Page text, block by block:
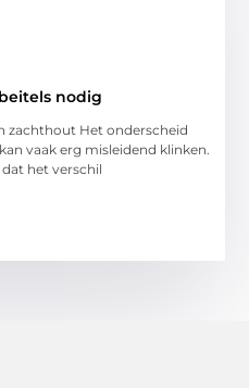
nodig
zachthout Het onderscheid
vaak erg misleidend klinken.
het verschil